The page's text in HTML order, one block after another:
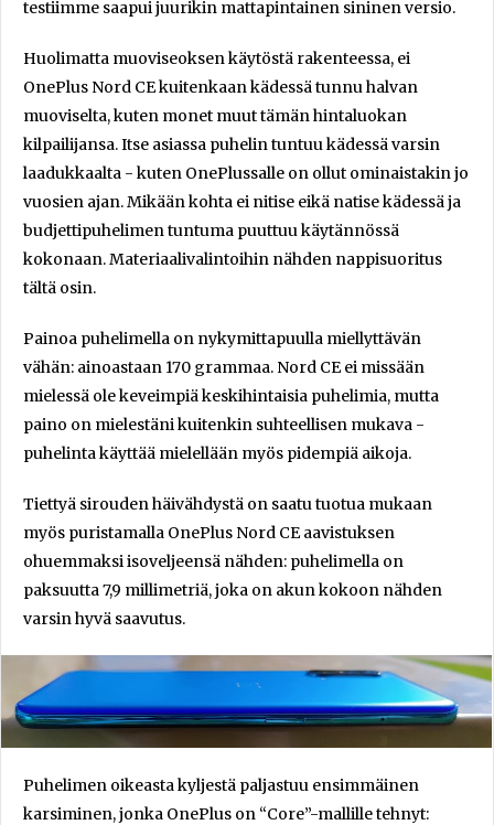
testiimme saapui juurikin mattapintainen sininen versio.
Huolimatta muoviseoksen käytöstä rakenteessa, ei
OnePlus Nord CE kuitenkaan kädessä tunnu halvan
muoviselta, kuten monet muut tämän hintaluokan
kilpailijansa. Itse asiassa puhelin tuntuu kädessä varsin
laadukkaalta - kuten OnePlussalle on ollut ominaistakin jo
vuosien ajan. Mikään kohta ei nitise eikä natise kädessä ja
budjettipuhelimen tuntuma puuttuu käytännössä
kokonaan. Materiaalivalintoihin nähden nappisuoritus
tältä osin.
Painoa puhelimella on nykymittapuulla miellyttävän
vähän: ainoastaan 170 grammaa. Nord CE ei missään
mielessä ole keveimpiä keskihintaisia puhelimia, mutta
paino on mielestäni kuitenkin suhteellisen mukava -
puhelinta käyttää mielellään myös pidempiä aikoja.
Tiettyä sirouden häivähdystä on saatu tuotua mukaan
myös puristamalla OnePlus Nord CE aavistuksen
ohuemmaksi isoveljeensä nähden: puhelimella on
paksuutta 7,9 millimetriä, joka on akun kokoon nähden
varsin hyvä saavutus.
Puhelimen oikeasta kyljestä paljastuu ensimmäinen
karsiminen, jonka OnePlus on “Core”-mallille tehnyt: